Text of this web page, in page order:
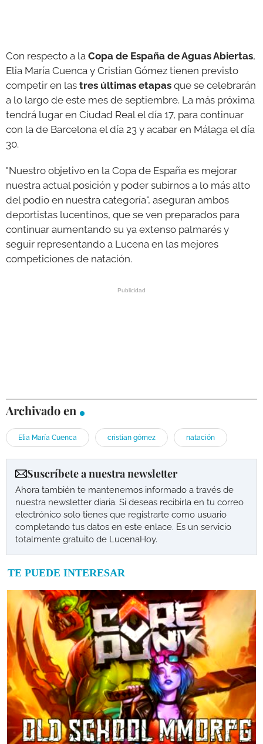
Con respecto a la Copa de España de Aguas Abiertas,
Elia María Cuenca y Cristian Gómez tienen previsto
competir en las tres últimas etapas que se celebrarán
a lo largo de este mes de septiembre. La más próxima
tendrá lugar en Ciudad Real el día 17, para continuar
con la de Barcelona el día 23 y acabar en Málaga el día
30.
"Nuestro objetivo en la Copa de España es mejorar
nuestra actual posición y poder subirnos a lo más alto
del podio en nuestra categoría", aseguran ambos
deportistas lucentinos, que se ven preparados para
continuar aumentando su ya extenso palmarés y
seguir representando a Lucena en las mejores
competiciones de natación.
Archivado en
Elia María Cuenca cristian gómez natación
Suscríbete a nuestra newsletter
Ahora también te mantenemos informado a través de
nuestra newsletter diaria. Si deseas recibirla en tu correo
electrónico solo tienes que registrarte como usuario
completando tus datos en este enlace. Es un servicio
totalmente gratuito de LucenaHoy.
TE PUEDE INTERESAR